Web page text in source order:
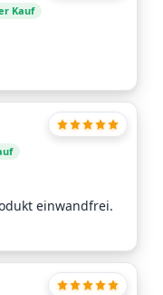
Kauf
einwandfrei.